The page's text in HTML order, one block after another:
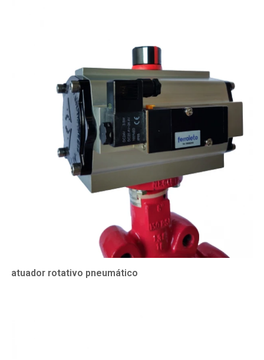
atuador rotativo pneumático